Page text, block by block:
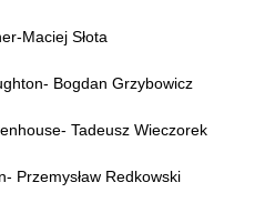
Maciej Słota
Bogdan Grzybowicz
Tadeusz Wieczorek
Przemysław Redkowski